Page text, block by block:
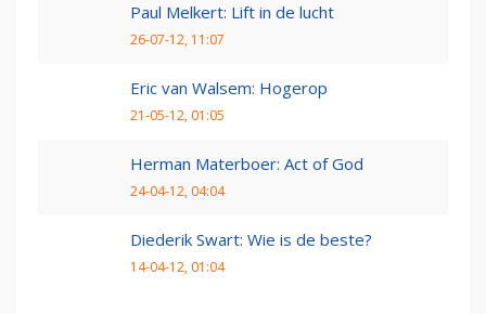
Paul Melkert: Lift in de lucht
26-07-12, 11:07
Eric van Walsem: Hogerop
21-05-12, 01:05
Herman Materboer: Act of God
24-04-12, 04:04
Diederik Swart: Wie is de beste?
14-04-12, 01:04